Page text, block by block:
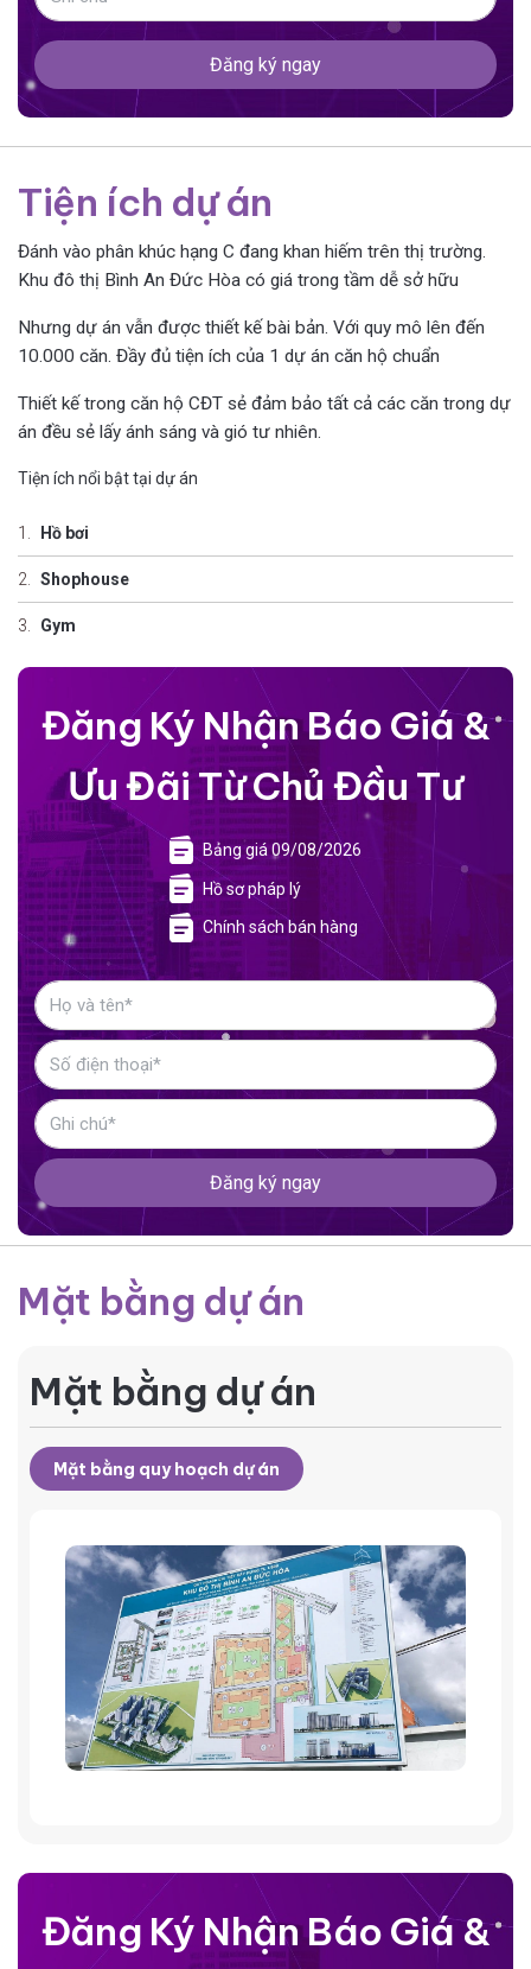
Đăng ký ngay
Tiện ích dự án
Đánh vào phân khúc hạng C đang khan hiếm trên thị trường.
Khu đô thị Bình An Đức Hòa có giá trong tầm dễ sở hữu
Nhưng dự án vẫn được thiết kế bài bản. Với quy mô lên đến
10.000 căn. Đầy đủ tiện ích của 1 dự án căn hộ chuẩn
Thiết kế trong căn hộ CĐT sẻ đảm bảo tất cả các căn trong dự
án đều sẻ lấy ánh sáng và gió tư nhiên.
Tiện ích nổi bật tại dự án
Hồ bơi
Shophouse
Gym
Đăng Ký Nhận Báo Giá &
Ưu Đãi Từ Chủ Đầu Tư
Bảng giá 09/08/2026
Hồ sơ pháp lý
Chính sách bán hàng
Đăng ký ngay
Mặt bằng dự án
Mặt bằng dự án
Mặt bằng quy hoạch dự án
Đăng Ký Nhận Báo Giá &